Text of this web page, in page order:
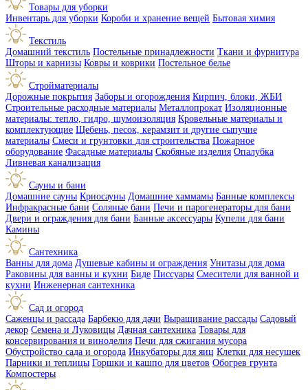
Товары для уборки
Инвентарь для уборки Короби и хранение вещей Бытовая химия
Текстиль
Домашний текстиль Постельные принадлежности Ткани и фурнитура
Шторы и карнизы Ковры и коврики Постельное белье
Стройматериалы
Дорожные покрытия Заборы и огорождения Кирпич, блоки, ЖБИ
Строительные расходные материалы Металлопрокат Изоляционные
материалы: тепло, гидро, шумоизоляция Кровельные материалы и
комплектующие Щебень, песок, керамзит и другие сыпучие
материалы Смеси и грунтовки для строительства Пожарное
оборудование Фасадные материалы Скобяные изделия Опалубка
Ливневая канализация
Сауны и бани
Домашние сауны Криосауны Домашние хаммамы Банные комплексы
Инфракрасные бани Соляные бани Печи и парогенераторы для бани
Двери и ограждения для бани Банные аксессуары Купели для бани
Камины
Сантехника
Ванны для дома Душевые кабины и ограждения Унитазы для дома
Раковины для ванны и кухни Биде Писсуары Смесители для ванной и
кухни Инженерная сантехника
Сад и огород
Саженцы и рассада Барбекю для дачи Выращивание рассады Садовый
декор Семена и Луковицы Дачная сантехника Товары для
консервирования и виноделия Печи для сжигания мусора
Обустройство сада и огорода Инкубаторы для яиц Клетки для несушек
Парники и теплицы Горшки и кашпо для цветов Обогрев грунта
Компостеры